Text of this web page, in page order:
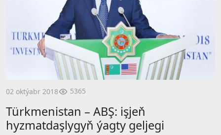
02 oktýabr 2018 5365
Türkmenistan – ABŞ: işjeň
hyzmatdaşlygyň ýagty geljegi